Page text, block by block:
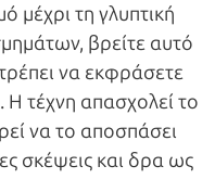
μέχρι τη γλυπτική
βρείτε αυτό
να εκφράσετε
τέχνη απασχολεί το
να το αποσπάσει
σκέψεις και δρα ως